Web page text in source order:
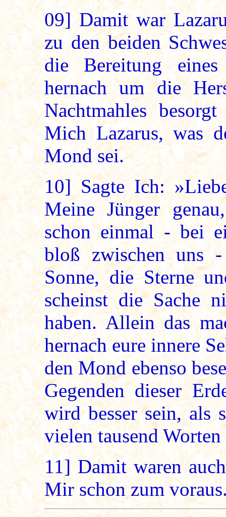
09] Damit war
zu den beiden
die Bereitung
hernach um die
Nachtmahles
Mich Lazarus, was
Mond sei.
10] Sagte Ich:
Meine Jünger
schon einmal - bei
bloß zwischen uns
Sonne, die Sterne
scheinst die Sache
haben. Allein das
hernach eure innere
den Mond ebenso
Gegenden dieser
wird besser sein, als
vielen tausend
11] Damit waren
Mir schon zum